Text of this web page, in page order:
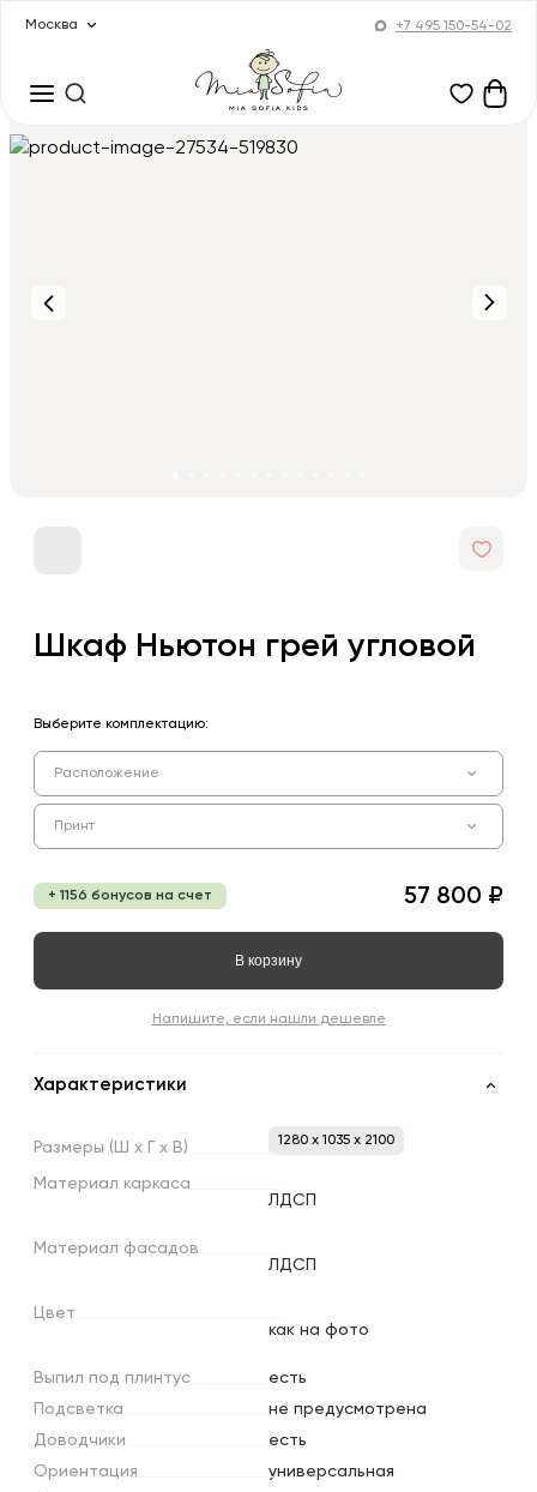
Москва +7 495 150-54-02
Шкаф Ньютон грей угловой
Выберите комплектацию:
Расположение
Принт
+ 1156 бонусов на счет 57 800 ₽
В корзину
Напишите, если нашли дешевле
Характеристики
Размеры (Ш х х В) 1280 x 1035 x 2100
Материал каркаса
ЛДСП
Материал фасадов
ЛДСП
Цвет
как на фото
Выпил под плинтус
есть
Подсветка
не предусмотрена
Доводчики
есть
Ориентация
универсальная